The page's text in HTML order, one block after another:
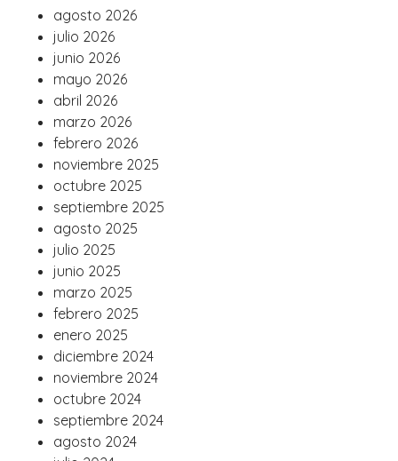
agosto 2026
julio 2026
junio 2026
mayo 2026
abril 2026
marzo 2026
febrero 2026
noviembre 2025
octubre 2025
septiembre 2025
agosto 2025
julio 2025
junio 2025
marzo 2025
febrero 2025
enero 2025
diciembre 2024
noviembre 2024
octubre 2024
septiembre 2024
agosto 2024